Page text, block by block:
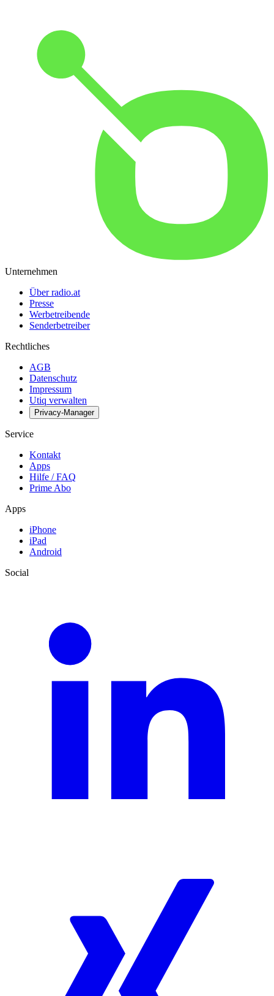
Unternehmen
Über radio.at
Presse
Werbetreibende
Senderbetreiber
Rechtliches
AGB
Datenschutz
Impressum
Utiq verwalten
Privacy-Manager
Service
Kontakt
Apps
Hilfe / FAQ
Prime Abo
Apps
iPhone
iPad
Android
Social